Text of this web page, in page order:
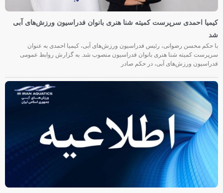
کیمیا احمدی سرپرست کمیته شنا هنری بانوان فدراسیون ورزش‌های آبی
شد
با حکم محسن رضوانی، رئیس فدراسیون ورزش‌های آبی، کیمیا احمدی به عنوان
سرپرست کمیته شنا هنری بانوان فدراسیون منصوب شد. به گزارش روابط عمومی
فدراسیون ورزش‌های آبی، در حکم صادر